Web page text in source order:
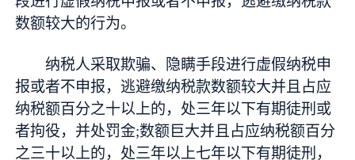
数额较大的行为。
纳税人采取欺骗、隐瞒手段进行虚假纳税申
报或者不申报，逃避缴纳税款数额较大并且占应
纳税额百分之十以上的，处三年以下有期徒刑或
者拘役，并处罚金;数额巨大并且占应纳税额百分
之三十以上的，处三年以上七年以下有期徒刑，